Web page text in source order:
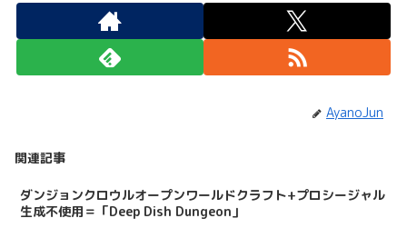
AyanoJun
関連記事
ダンジョンクロウルオープンワールドクラフト+プロシージャル
生成不使用＝「Deep Dish Dungeon」